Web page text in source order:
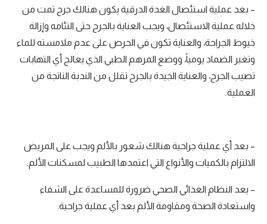
– بعد عملية استئصال الغدة الدرقية يكون هنالك جرح تمت من
خلاله عملية الاستئصال، ويجب العناية بالجرح حتى التئامه وإزالة
خيوط الجراحة، والعناية تكون في الحرص على عدم ملامسته للماء
وتغير الضماد يومياً، ووضع المرهم الطبي الذي يعالج أي التهابات
تصيب الجرح، والعناية الجيدة بالجرح تقلل من الندبة الناتجة من
العملية.
– بعد أي عملية جراحية هنالك شعور بالألم ويجب على المريض
الالتزام بالكميات والأنواع التي اعتمدها الطبيب لمسكنات الألم.
– يعد النظام الغذائي الصحي ضرورة للمساعدة على الشفاء
واستعادة الصحة ومقاومة الألم بعد أي عملية جراحية.